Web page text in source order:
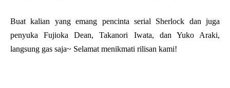
Buat kalian yang emang pencinta serial Sherlock dan juga
penyuka Fujioka Dean, Takanori Iwata, dan Yuko Araki,
langsung gas saja~ Selamat menikmati rilisan kami!